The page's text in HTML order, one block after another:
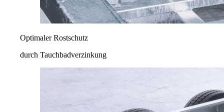
Optimaler Rostschutz
durch Tauchbadverzinkung